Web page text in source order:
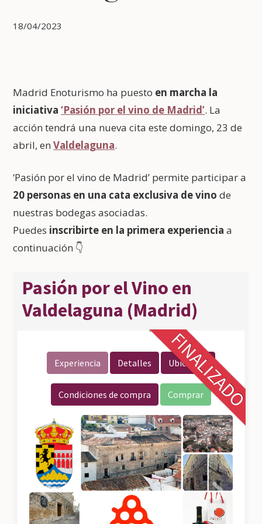
18/04/2023
Madrid Enoturismo ha puesto en marcha la
iniciativa‘Pasión por el vino de Madrid’. La
acción tendrá una nueva cita este domingo, 23 de
abril, enValdelaguna.
‘Pasión por el vino de Madrid’ permite participar a
20 personas en una cata exclusiva de vinode
nuestras bodegas asociadas.
Puedes inscribirte en la primera experiencia a
continuación 👇